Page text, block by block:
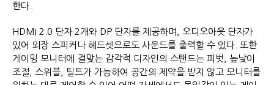
한다.
HDMI 2.0 단자 2개와 DP 단자를 제공하며, 오디오아웃 단자가
있어 외장 스피커나 헤드셋으로도 사운드를 출력할 수 있다. 또한
게이밍 모니터에 걸맞는 감각적 디자인의 스탠드는 피벗, 높낮이
조절, 스위블, 틸트가 가능하여 공간의 제약을 받지 않고 모니터를